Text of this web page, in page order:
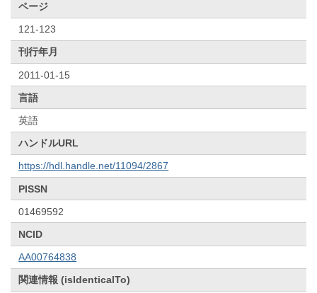
ページ
121-123
刊行年月
2011-01-15
言語
英語
ハンドルURL
https://hdl.handle.net/11094/2867
PISSN
01469592
NCID
AA00764838
関連情報 (isIdenticalTo)